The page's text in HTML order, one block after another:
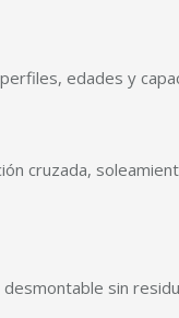
edades y
cruzada,
sin